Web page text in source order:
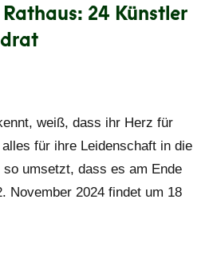
24 Künstler
weiß, dass ihr Herz für
für ihre Leidenschaft in die
umsetzt, dass es am Ende
November 2024 findet um 18